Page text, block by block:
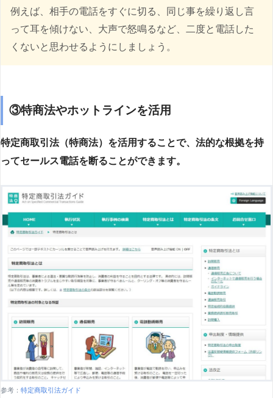
例えば、相手の電話をすぐに切る、同じ事を繰り返し言
って耳を傾けない、大声で怒鳴るなど、二度と電話した
くないと思わせるようにしましょう。
③特商法やホットラインを活用
特定商取引法（特商法）を活用することで、法的な根拠を持
ってセールス電話を断ることができます。
参考： 特定商取引法ガイド